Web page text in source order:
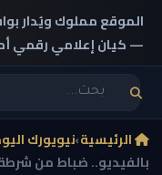
الموقع مملوك ويُدار
— كيان إعلامي رقمي
الرئيسية›نيويورك
بالفيديو.. ضباط من